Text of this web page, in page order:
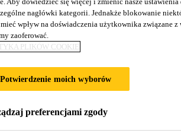
i innych elementów
cementowa o uziarnieniu 0/4 mm.
nagłówki kategorii. Jednakże blokowanie
wpływ na doświadczenia użytkownika związane
zaoferować.
PLIKÓW COOKIE
Potwierdzenie moich wyborów
preferencjami zgody